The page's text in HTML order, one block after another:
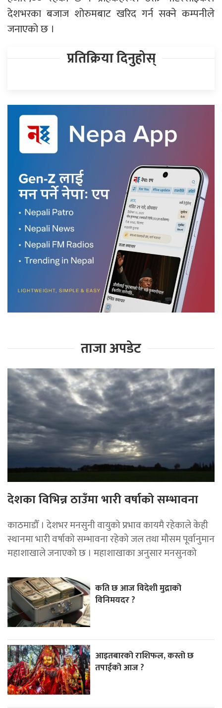
देशभरका बजाज शोरुमबाट खरिद गर्न सक्ने कम्पनीले
जनाएकाे छ ।
प्रतिक्रिया दिनुहोस्
ताजा अपडेट
देशका विभिन्न ठाउँमा भारी वर्षाको सम्भावना
काठमाडौँ । देशभर मनसुनी वायुको प्रभाव कायमै रहेकाले केही
स्थानमा भारी वर्षाको सम्भावना रहेको जल तथा मौसम पूर्वानुमान
महाशाखाले जनाएको छ । महाशाखाका अनुसार मनसुनको
कति छ आज विदेशी मुद्राको
विनिमयदर ?
आइतबारको राशिफल, कस्तो छ
तपाईको आज ?